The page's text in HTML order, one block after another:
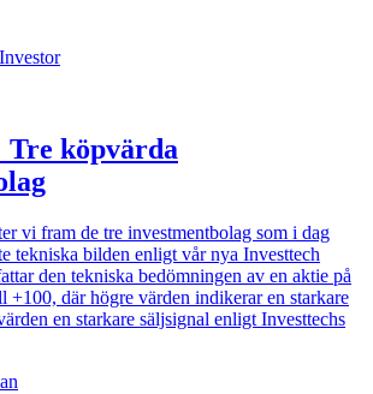
Investor
köpvärda
vi fram de tre investmentbolag som i dag
tekniska bilden enligt vår nya Investtech
den tekniska bedömningen av en aktie på
+100, där högre värden indikerar en starkare
en starkare säljsignal enligt Investtechs